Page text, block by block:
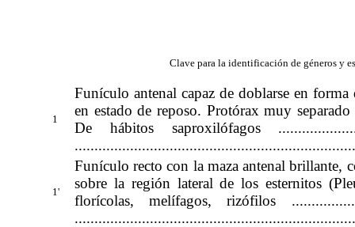
Clave para la identificación de géneros y
1
Funículo antenal capaz de doblarse en
en estado de reposo. Protórax muy
De hábitos saproxilófagos
1'
Funículo recto con la maza antenal brillante,
sobre la región lateral de los esternitos
florícolas, melífagos, rizófilos